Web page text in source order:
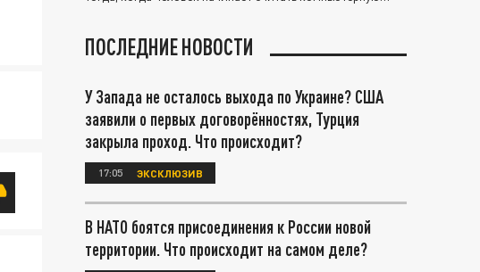
ПОСЛЕДНИЕ НОВОСТИ
У Запада не осталось выхода по Украине? США
заявили о первых договорённостях, Турция
закрыла проход. Что происходит?
17:05 ЭКСКЛЮЗИВ
В НАТО боятся присоединения к России новой
территории. Что происходит на самом деле?